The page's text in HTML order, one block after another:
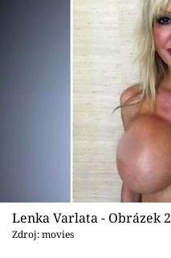
Sledujte prima+
Přihlášení
Sledujte nás
Lenka Varlata - Obrázek 2
Zdroj: movies